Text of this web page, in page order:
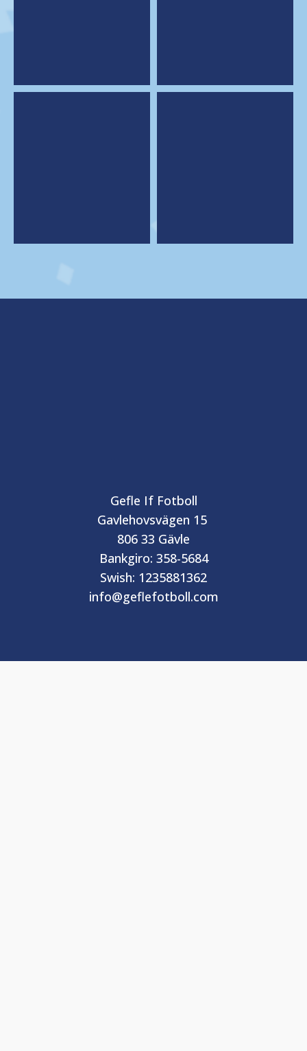
Gefle If Fotboll
Gavlehovsvägen 15
806 33 Gävle
Bankgiro: 358-5684
Swish: 1235881362
info@geflefotboll.com